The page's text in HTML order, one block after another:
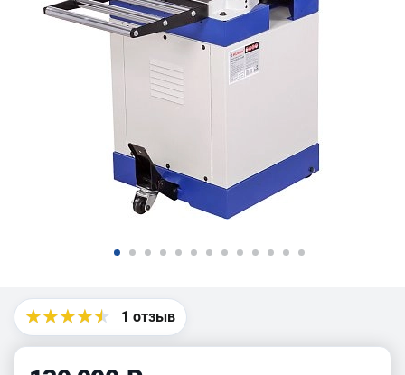
1 отзыв